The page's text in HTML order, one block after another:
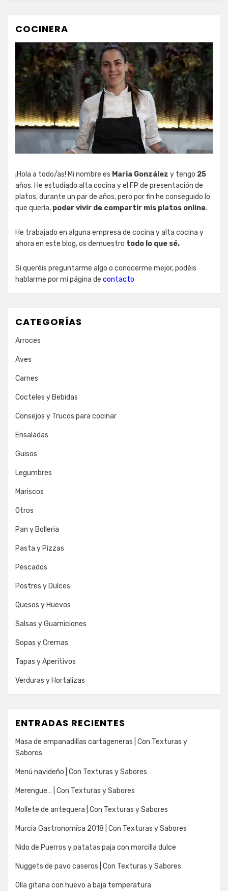
COCINERA
¡Hola a todo/as! Mi nombre es Maria González y tengo 25
años. He estudiado alta cocina y el FP de presentación de
platos, durante un par de años, pero por fin he conseguido lo
que quería, poder vivir de compartir mis platos online.
He trabajado en alguna empresa de cocina y alta cocina y
ahora en este blog, os demuestro todo lo que sé.
Si queréis preguntarme algo o conocerme mejor, podéis
hablarme por mi página de contacto
CATEGORÍAS
Arroces
Aves
Carnes
Cocteles y Bebidas
Consejos y Trucos para cocinar
Ensaladas
Guisos
Legumbres
Mariscos
Otros
Pan y Bolleria
Pasta y Pizzas
Pescados
Postres y Dulces
Quesos y Huevos
Salsas y Guarniciones
Sopas y Cremas
Tapas y Aperitivos
Verduras y Hortalizas
ENTRADAS RECIENTES
Masa de empanadillas cartageneras | Con Texturas y
Sabores
Menú navideño | Con Texturas y Sabores
Merengue… | Con Texturas y Sabores
Mollete de antequera | Con Texturas y Sabores
Murcia Gastronomíca 2018 | Con Texturas y Sabores
Nido de Puerros y patatas paja con morcilla dulce
Nuggets de pavo caseros | Con Texturas y Sabores
Olla gitana con huevo a baja temperatura